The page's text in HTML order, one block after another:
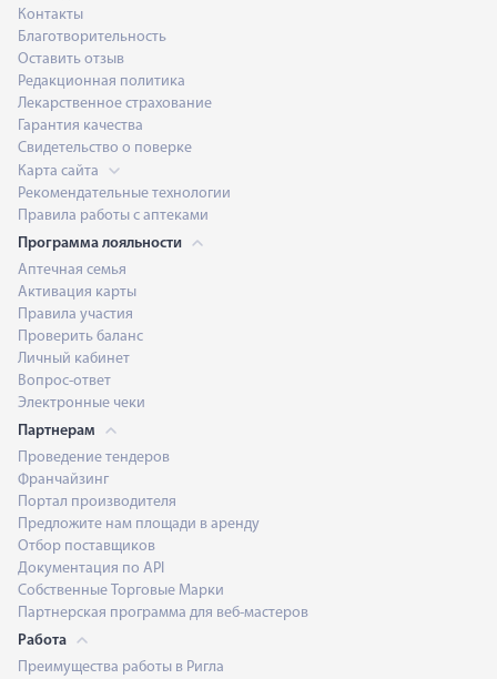
Контакты
Благотворительность
Оставить отзыв
Редакционная политика
Лекарственное страхование
Гарантия качества
Свидетельство о поверке
Карта сайта
Рекомендательные технологии
Правила работы с аптеками
Программа лояльности
Аптечная семья
Активация карты
Правила участия
Проверить баланс
Личный кабинет
Вопрос-ответ
Электронные чеки
Партнерам
Проведение тендеров
Франчайзинг
Портал производителя
Предложите нам площади в аренду
Отбор поставщиков
Документация по API
Собственные Торговые Марки
Партнерская программа для веб-мастеров
Работа
Преимущества работы в Ригла